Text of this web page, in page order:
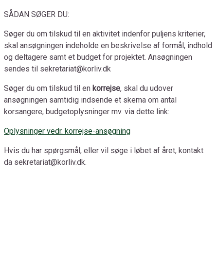
SÅDAN SØGER DU:
Søger du om tilskud til en aktivitet indenfor puljens kriterier,
skal ansøgningen indeholde en beskrivelse af formål, indhold
og deltagere samt et budget for projektet. Ansøgningen
sendes til sekretariat@korliv.dk
Søger du om tilskud til en korrejse, skal du udover
ansøgningen samtidig indsende et skema om antal
korsangere, budgetoplysninger mv. via dette link:
Oplysninger vedr. korrejse-ansøgning
Hvis du har spørgsmål, eller vil søge i løbet af året, kontakt
da sekretariat@korliv.dk.